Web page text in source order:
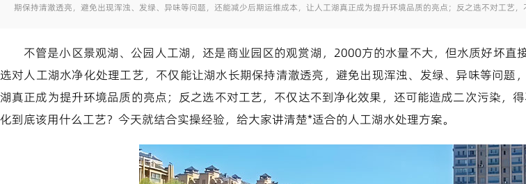
期保持清澈透亮，避免出现浑浊、发绿、异味等问题，还能减少后期运维成本，让人工湖真正成为提升环境品质的亮点；反之选不对工艺
不管是小区景观湖、公园人工湖，还是商业园区的观赏湖，2000方的水量不大，但水质好坏直
选对人工湖水净化处理工艺，不仅能让湖水长期保持清澈透亮，避免出现浑浊、发绿、异味等问题
湖真正成为提升环境品质的亮点；反之选不对工艺，不仅达不到净化效果，还可能造成二次污染，
化到底该用什么工艺？今天就结合实操经验，给大家讲清楚*适合的人工湖水处理方案。